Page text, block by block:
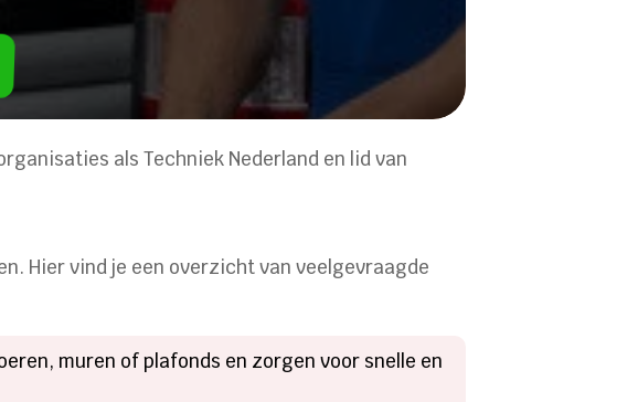
als Techniek Nederland en lid van
Hier vind je een overzicht van veelgevraagde
muren of plafonds en zorgen voor snelle en